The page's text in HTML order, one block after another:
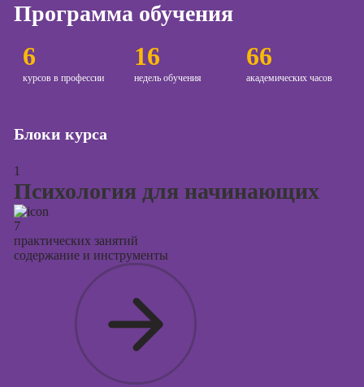
сетях
старт
6
курсов в профессии
16
недель обучения
66
академических часов
Программа обучения
Блоки курса
1
Психология для начинающих
7
практических занятий
содержание и инструменты